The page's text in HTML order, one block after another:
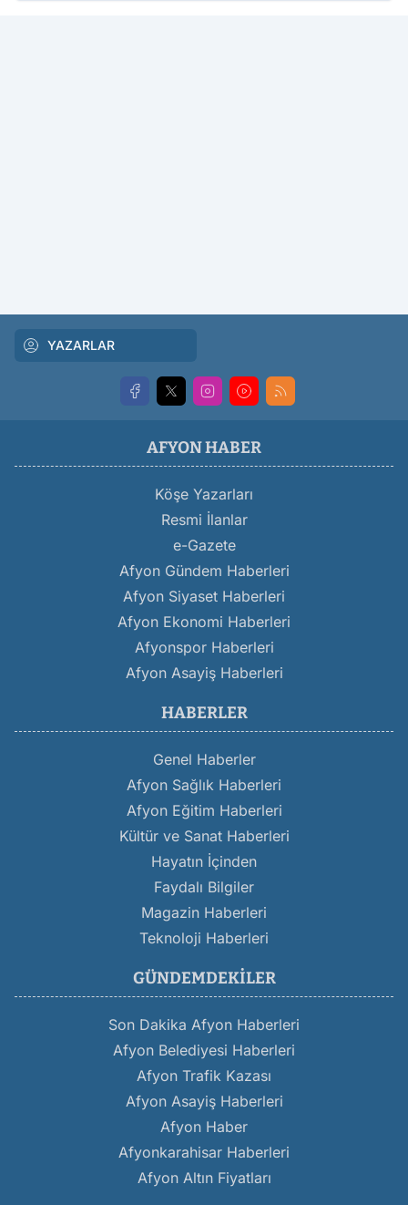
YAZARLAR
AFYON HABER
Köşe Yazarları
Resmi İlanlar
e-Gazete
Afyon Gündem Haberleri
Afyon Siyaset Haberleri
Afyon Ekonomi Haberleri
Afyonspor Haberleri
Afyon Asayiş Haberleri
HABERLER
Genel Haberler
Afyon Sağlık Haberleri
Afyon Eğitim Haberleri
Kültür ve Sanat Haberleri
Hayatın İçinden
Faydalı Bilgiler
Magazin Haberleri
Teknoloji Haberleri
GÜNDEMDEKILER
Son Dakika Afyon Haberleri
Afyon Belediyesi Haberleri
Afyon Trafik Kazası
Afyon Asayiş Haberleri
Afyon Haber
Afyonkarahisar Haberleri
Afyon Altın Fiyatları